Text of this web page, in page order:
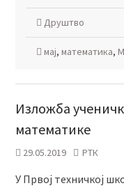
Друштво
мај, математика,
Изложба
математике
29.05.2019 РТК
У Првој техничкој